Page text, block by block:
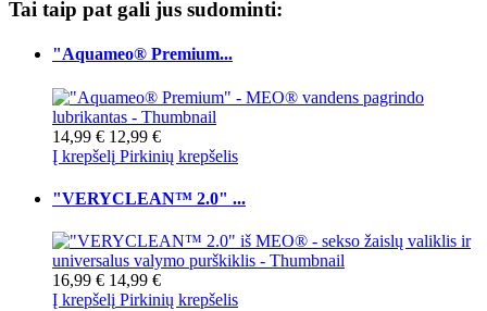
Tai taip pat gali jus sudominti:
"Aquameo® Premium...
14,99 € 12,99 €
Į krepšelį Pirkinių krepšelis
"VERYCLEAN™ 2.0" ...
16,99 € 14,99 €
Į krepšelį Pirkinių krepšelis